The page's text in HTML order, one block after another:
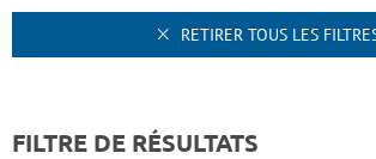
RETIRER TOUS LES
FILTRE DE RÉSULTATS